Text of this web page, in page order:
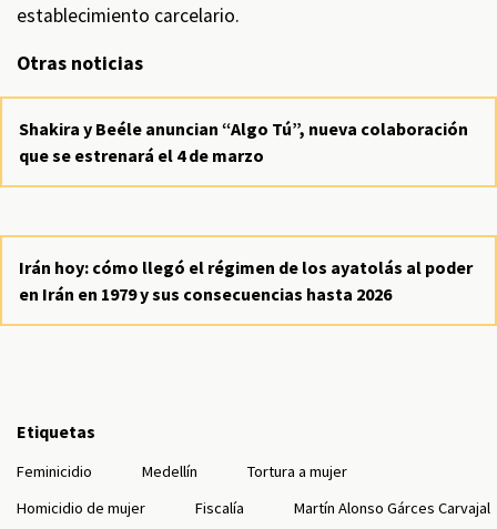
establecimiento carcelario.
Otras noticias
Shakira y Beéle anuncian “Algo Tú”, nueva colaboración
que se estrenará el 4 de marzo
Irán hoy: cómo llegó el régimen de los ayatolás al poder
en Irán en 1979 y sus consecuencias hasta 2026
Etiquetas
Feminicidio Medellín
Tortura a mujer
Homicidio de mujer
Fiscalía
Martín Alonso Gárces Carvajal